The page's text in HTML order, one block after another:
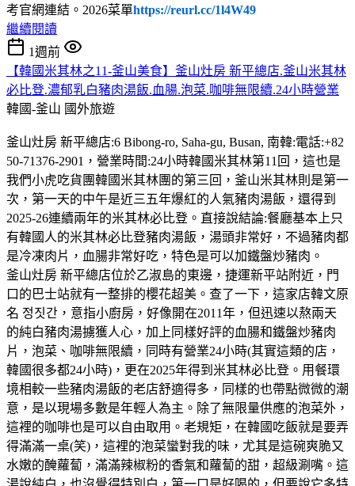
考官網連結。2026菜單https://reurl.cc/1l4W49
繼續閱讀
1週前
【韓國米其林之11-釜山美食】釜山灶房 新平總店.釜山米其林
必比登.濃郁乳白豬肉湯飯.血腸.泡菜.咖啡無限續.24小時營業
韓國-釜山 國外旅遊
釜山灶房 新平總店:6 Bibong-ro, Saha-gu, Busan, 南韓:電話:+82
50-71376-2901，營業時間:24小時韓國米其林第11回，這也是
我們小虎吃貨團韓國米其林團的第三回，釜山米其林則是第一
次，第一天的中午是近三五年爆紅的人氣豬肉湯飯，還得到
2025-26連續兩年的米其林必比登。直接說結論:餐廳基本上只
有韓國人的米其林必比登豬肉湯飯，湯頭非常好，不過豬肉都
是冷凍肉片，血腸非常好吃，特色是可以加鐵盤炒豬肉。
釜山灶房 新平總店位於乙淑島的東邊，捷運新平站附近，門
口的巴士站就有一整排的櫻花超美。查了一下，這家店韓文原
名 정짓간，意指小廚房，好像開在2011年，但迅速以熬兩天
的純白豬肉湯擄獲人心，加上同樣好評的血腸和鐵盤炒豬肉
片，泡菜、咖啡無限續，同時有營業24小時(其實這類的店，
韓國很多都24小時)，更在2025年得到米其林必比登。用餐環
境相較一些豬肉湯飯的老店舒適得多，同樣的也帶點微微的潮
意，是以現場多數是年輕人為主。除了無限量供應的泡菜外，
這裡的咖啡也是可以自由取用。老規矩，在韓國吃飯就是要弄
得滿滿一桌(笑)，這裡的泡菜蠻對我的味，尤其是這碗爽脆又
水嫩的醃蘿蔔，滿滿辣椒粉的香氣和蘿蔔的甜，超級涮嘴。這